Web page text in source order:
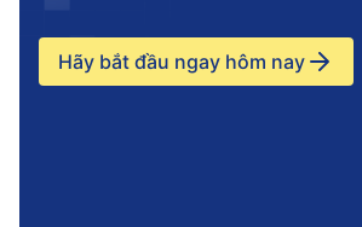
Hãy bắt đầu ngay hôm nay